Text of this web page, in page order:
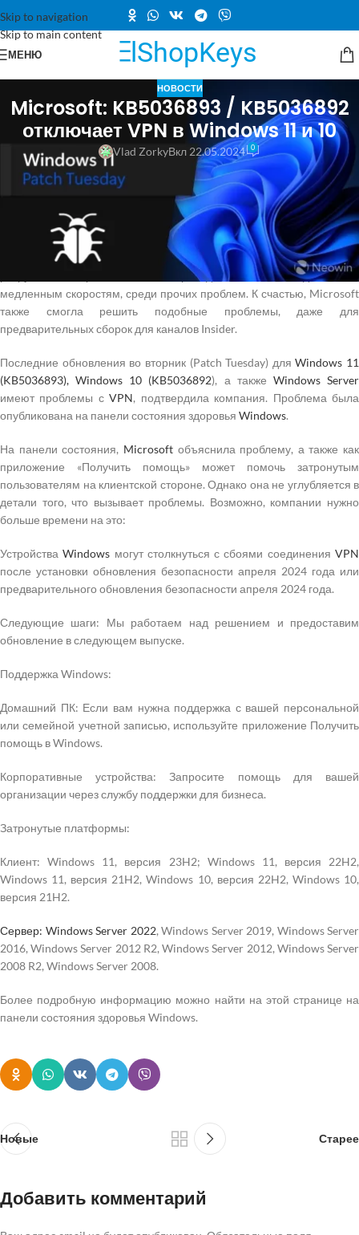
Skip to navigation
Skip to main content
МЕНЮ
НОВОСТИ
Microsoft: KB5036893 / KB5036892
отключает VPN в Windows 11 и 10
Vlad ZorkyВкл 22.05.2024 0
В прошлом месяце мы сообщали о странной проблеме, когда
обнаружилось, что Google One VPN перезаписывает настройки DNS
в Windows. Интересно, что всего через неделю Google официально
объявила о закрытии сервиса 10 июня 2024 года.VPN (виртуальная
частная сеть)
неоднократно сталкивалась с проблемами не только
из-за сторонних причин. В прошлом обновления Windows
разрушали настройки VPN, что приводило к сбоям соединения и
медленным скоростям, среди прочих проблем. К счастью, Microsoft
также смогла решить подобные проблемы, даже для
предварительных сборок для каналов Insider.
Последние обновления во вторник (Patch Tuesday) дляWindows 11
(KB5036893), Windows 10 (KB5036892), а также Windows Server
имеют проблемы сVPN, подтвердила компания. Проблема была
опубликована на панели состояния здоровья Windows.
На панели состояния, Microsoftобъяснила проблему, а также как
приложение «Получить помощь» может помочь затронутым
пользователям на клиентской стороне. Однако она не углубляется в
детали того, что вызывает проблемы. Возможно, компании нужно
больше времени на это:
УстройстваWindows могут столкнуться с сбоями соединенияVPN
после установки обновления безопасности апреля 2024 года или
предварительного обновления безопасности апреля 2024 года.
Следующие шаги: Мы работаем над решением и предоставим
обновление в следующем выпуске.
Поддержка Windows:
Домашний ПК: Если вам нужна поддержка с вашей персональной
или семейной учетной записью, используйте приложение Получить
помощь в Windows.
Корпоративные устройства: Запросите помощь для вашей
организации через службу поддержки для бизнеса.
Затронутые платформы:
Клиент: Windows 11, версия 23H2; Windows 11, версия 22H2,
Windows 11, версия 21H2, Windows 10, версия 22H2, Windows 10,
версия 21H2.
Сервер: Windows Server 2022, Windows Server 2019, Windows Server
2016, Windows Server 2012 R2, Windows Server 2012, Windows Server
2008 R2, Windows Server 2008.
Более подробную информацию можно найти на этой странице на
панели состояния здоровья Windows.
Новые Старее
Добавить комментарий